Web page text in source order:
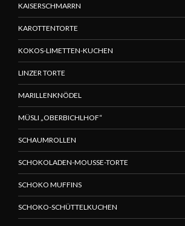
KAISERSCHMARRN
KAROTTENTORTE
KOKOS-LIMETTEN-KUCHEN
LINZER TORTE
MARILLENKNÖDEL
MÜSLI „OBERBICHLHOF“
SCHAUMROLLEN
SCHOKOLADEN-MOUSSE-TORTE
SCHOKO MUFFINS
SCHOKO-SCHÜTTELKUCHEN